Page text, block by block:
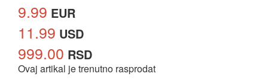
9.99 EUR
11.99 USD
999.00 RSD
Ovaj artikal je trenutno rasprodat